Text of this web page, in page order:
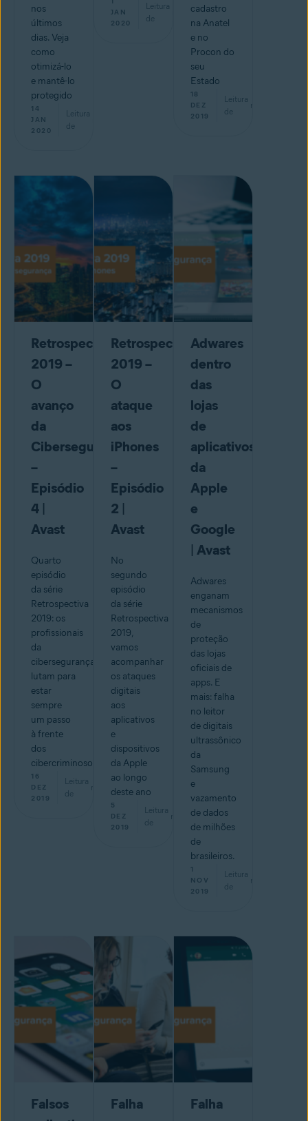
nos
últimos
dias. Veja
como
otimizá-lo
e mantê-lo
protegido
14
JAN
2020
Leitura
de
JAN
2020
Leitura
de
cadastro
na Anatel
e no
Procon do
seu
Estado
18
DEZ
2019
Leitura
de
min
Retrospectiva
2019 –
O
avanço
da
Cibersegurança
–
Episódio
4 |
Avast
Quarto
episódio
da série
Retrospectiva
2019: os
profissionais
da
cibersegurança
lutam para
estar
sempre
um passo
à frente
dos
cibercriminosos
16
DEZ
2019
Leitura
de
min
Retrospectiva
2019 –
O
ataque
aos
iPhones
–
Episódio
2 |
Avast
No
segundo
episódio
da série
Retrospectiva
2019,
vamos
acompanhar
os ataques
digitais
aos
aplicativos
e
dispositivos
da Apple
ao longo
deste ano
5
DEZ
2019
Leitura
de
min
Adwares
dentro
das
lojas
de
aplicativos
da
Apple
e
Google
| Avast
Adwares
enganam
mecanismos
de
proteção
das lojas
oficiais de
apps. E
mais: falha
no leitor
de digitais
ultrassônico
da
Samsung
e
vazamento
de dados
de milhões
de
brasileiros.
1
NOV
2019
Leitura
de
min
Falsos
Falha
Falha